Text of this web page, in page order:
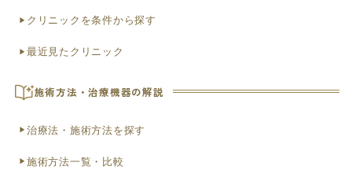
クリニックを条件から探す
最近見たクリニック
施術方法・治療機器の解説
治療法・施術方法を探す
施術方法一覧・比較